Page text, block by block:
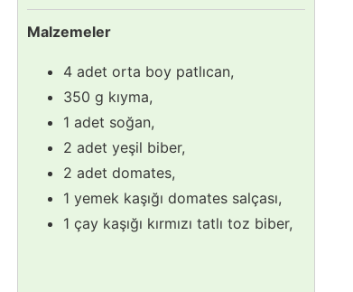
Malzemeler
4 adet orta boy patlıcan,
350 g kıyma,
1 adet soğan,
2 adet yeşil biber,
2 adet domates,
1 yemek kaşığı domates salçası,
1 çay kaşığı kırmızı tatlı toz biber,